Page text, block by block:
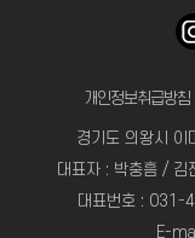
개인정보취급방침｜
경기도 의왕시
대표자 : 박충흠 /
대표번호 :
E-